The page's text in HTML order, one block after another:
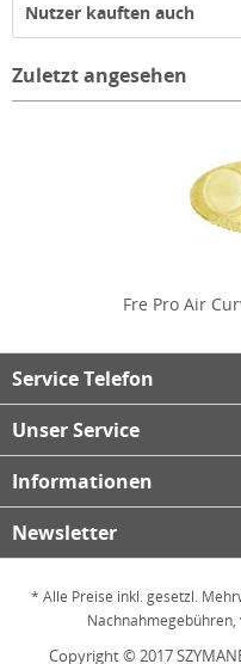
Nutzer kauften auch
Zuletzt angesehen
Fre Pro Air
Service Telefon
Unser Service
Informationen
Newsletter
* Alle Preise inkl. gesetzl.
Copyright © 2017